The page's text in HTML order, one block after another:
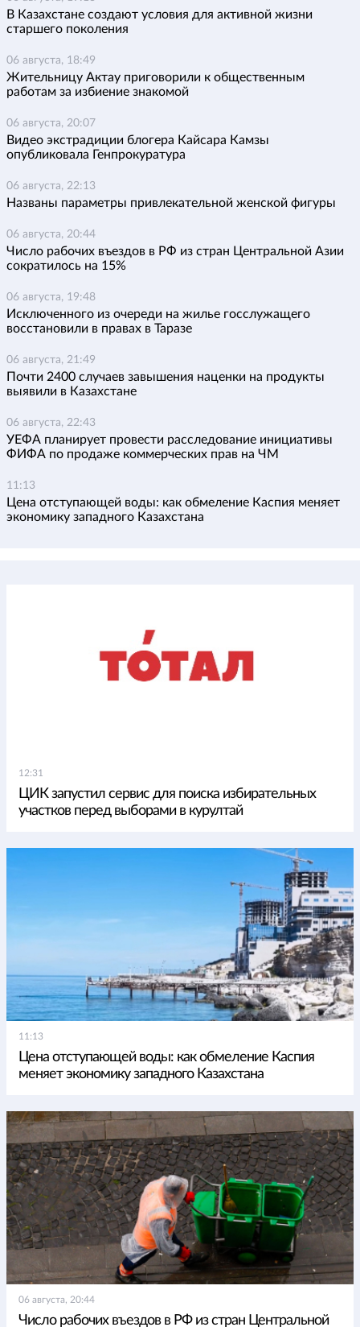
В Казахстане создают условия для активной жизни
старшего поколения
06 августа, 18:49
Жительницу Актау приговорили к общественным
работам за избиение знакомой
06 августа, 20:07
Видео экстрадиции блогера Кайсара Камзы
опубликовала Генпрокуратура
06 августа, 22:13
Названы параметры привлекательной женской фигуры
06 августа, 20:44
Число рабочих въездов в РФ из стран Центральной Азии
сократилось на 15%
06 августа, 19:48
Исключенного из очереди на жилье госслужащего
восстановили в правах в Таразе
06 августа, 21:49
Почти 2400 случаев завышения наценки на продукты
выявили в Казахстане
06 августа, 22:43
УЕФА планирует провести расследование инициативы
ФИФА по продаже коммерческих прав на ЧМ
11:13
Цена отступающей воды: как обмеление Каспия меняет
экономику западного Казахстана
12:31
ЦИК запустил сервис для поиска избирательных
участков перед выборами в курултай
11:13
Цена отступающей воды: как обмеление Каспия
меняет экономику западного Казахстана
06 августа, 20:44
Число рабочих въездов в РФ из стран Центральной